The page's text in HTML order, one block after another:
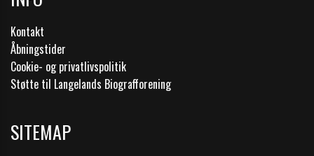
Kontakt
Åbningstider
Cookie- og privatlivspolitik
Støtte til Langelands Biografforening
SITEMAP